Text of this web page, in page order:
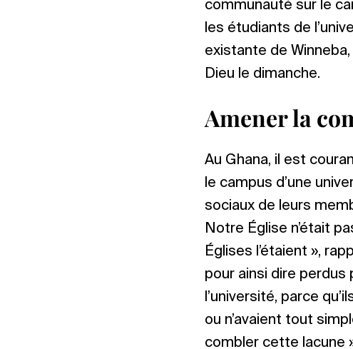
communauté sur le
les étudiants de
existante de
Dieu le dimanche.
Amener la
Au Ghana, il est
le campus d’une
sociaux de leurs
Notre Église n’était
Églises l’étaient »,
pour ainsi dire perdus
l’université, parce
ou n’avaient tout
combler cette lacune